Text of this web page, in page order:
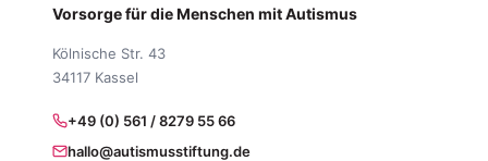
Vorsorge für die Menschen mit Autismus
Kölnische Str. 43
34117 Kassel
+49 (0) 561 / 8279 55 66
hallo@autismusstiftung.de